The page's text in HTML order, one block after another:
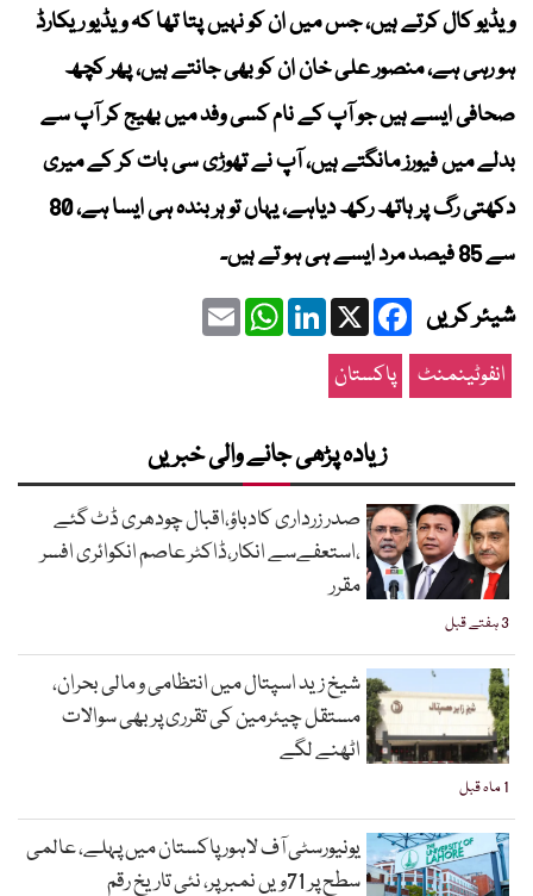
ویڈیو کال کرتے ہیں، جس میں ان کو نہیں پتا تھا کہ ویڈیو ریکارڈ
ہو رہی ہے، منصور علی خان ان کو بھی جانتے ہیں، پھر کچھ
صحافی ایسے ہیں جو آپ کے نام کسی وفد میں بھیج کر آپ سے
بدلے میں فیورز مانگتے ہیں، آپ نے تھوڑی سی بات کر کے میری
دکھتی رگ پر ہاتھ رکھ دیاہے، یہاں تو ہر بندہ ہی ایسا ہے، 80
سے 85 فیصد مرد ایسے ہی ہو تے ہیں۔
شیئر کریں Facebook
X
LinkedIn
WhatsApp
Email
انفوٹینمنٹ پاکستان
زیادہ پڑھی جانے والی خبریں
3 ہفتے قبل
صدر زرداری کادباؤ،اقبال چودھری ڈٹ گئے
،استعفےسے انکار،ڈاکٹر عاصم انکوائری افسر
مقرر
1 ماہ قبل
شیخ زید اسپتال میں انتظامی و مالی بحران،
مستقل چیئرمین کی تقرری پر بھی سوالات
اٹھنے لگے
یونیورسٹی آف لاہور پاکستان میں پہلے، عالمی
سطح پر 71ویں نمبر پر، نئی تاریخ رقم